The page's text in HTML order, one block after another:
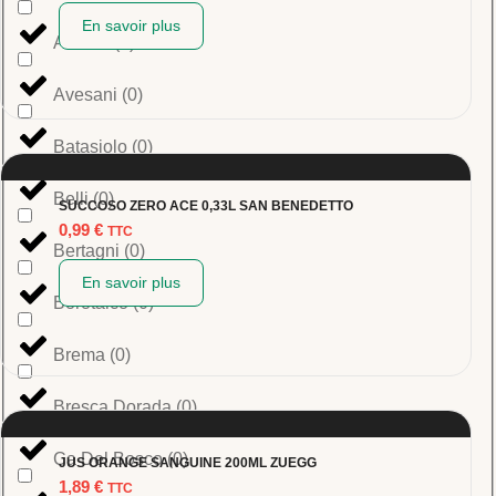
Averna
Avesani (0)
Batasiolo (0)
Belli(0)
Bertagni (0)
Borotalco(0)
Brema (0)
Bresca Dorada(0)
Ca Del Bosco(0)
En savoir plus
SUCCOSO ZERO ACE 0,33L SAN BENEDETTO
0,99 € TTC
En savoir plus
JUS ORANGE SANGUINE 200ML ZUEGG
1,89 € TTC